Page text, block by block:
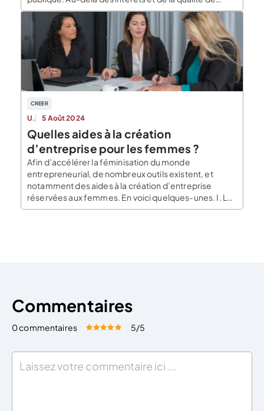
service, l’éthique et l’engagement environnemental
réel de l’institution entrent en ligne de mire quand
nous choisissons notre banque. Les impacts
écologiques et humains des agissements des
banques […]
CREER
U. 5 Août 2024
Quelles aides à la création
d’entreprise pour les femmes ?
Afin d’accélérer la féminisation du monde
entrepreneurial, de nombreux outils existent, et
notamment des aides à la création d’entreprise
réservées aux femmes. En voici quelques-unes. I. Les
aides financières à la création d’entreprises Les
Commentaires
0 commentaires Évaluez cet article:
5/5